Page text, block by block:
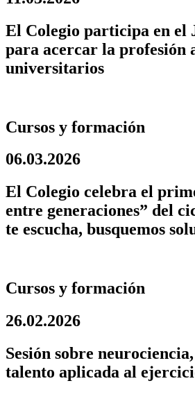
El Colegio participa en el
para acercar la profesión
universitarios
Cursos y formación
06.03.2026
El Colegio celebra el
entre generaciones” del
te escucha, busquemos
Cursos y formación
26.02.2026
Sesión sobre
talento aplicada al